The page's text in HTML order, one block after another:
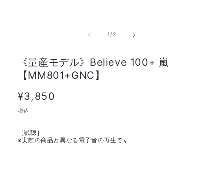
1/の
2
《量産モデル》Believe 100+ 嵐
【MM801+GNC】
通
常
格
¥3,850
税込
［試聴］
※実際の商品と異なる電子音の再生です